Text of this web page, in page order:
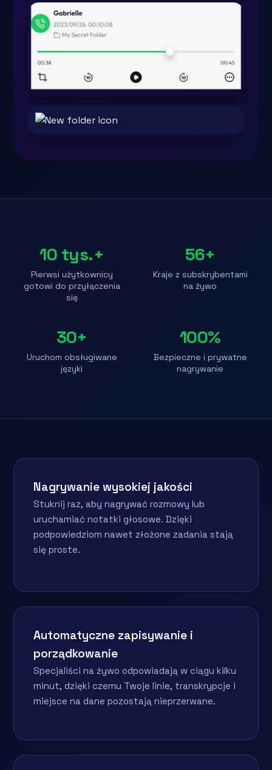
10 tys.+
Pierwsi użytkownicy
gotowi do przyłączenia
się
56+
Kraje z subskrybentami
na żywo
30+
Uruchom obsługiwane
języki
100%
Bezpieczne i prywatne
nagrywanie
Nagrywanie wysokiej jakości
Stuknij raz, aby nagrywać rozmowy lub
uruchamiać notatki głosowe. Dzięki
podpowiedziom nawet złożone zadania stają
się proste.
Automatyczne zapisywanie i
porządkowanie
Specjaliści na żywo odpowiadają w ciągu kilku
minut, dzięki czemu Twoje linie, transkrypcje i
miejsce na dane pozostają nieprzerwane.